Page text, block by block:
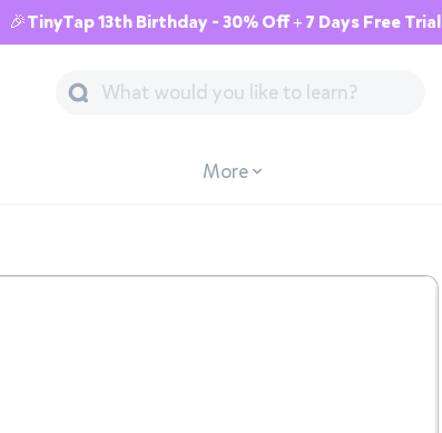
🎉TinyTap 13th Birthday - 30% Off + 7 Days Free Trial
More